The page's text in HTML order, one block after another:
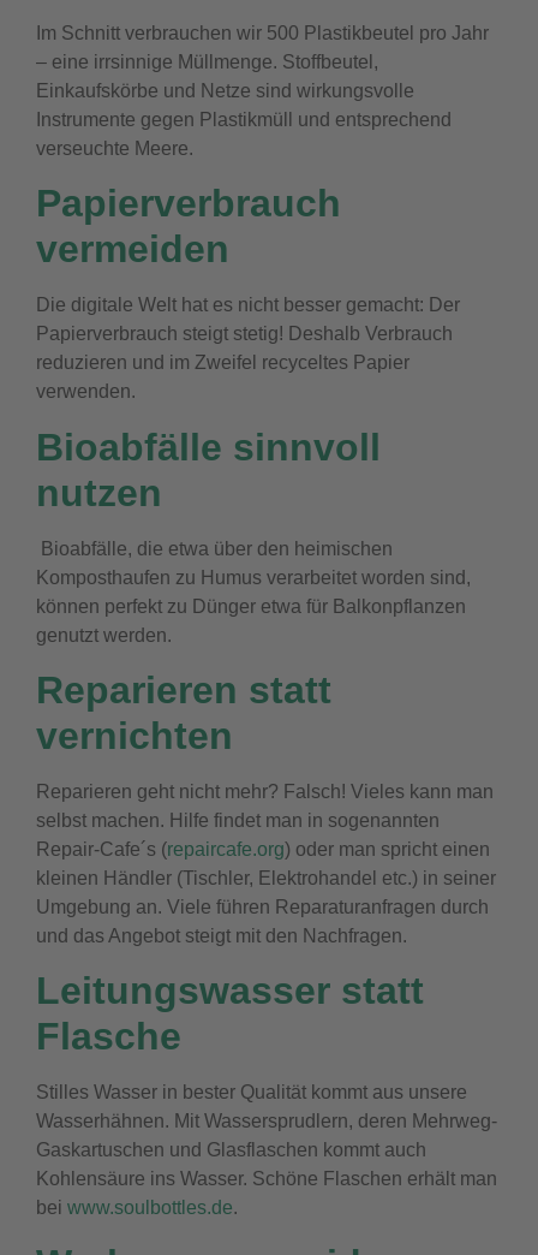
Im Schnitt verbrauchen wir 500 Plastikbeutel pro Jahr
– eine irrsinnige Müllmenge. Stoffbeutel,
Einkaufskörbe und Netze sind wirkungsvolle
Instrumente gegen Plastikmüll und entsprechend
verseuchte Meere.
Papierverbrauch
vermeiden
Die digitale Welt hat es nicht besser gemacht: Der
Papierverbrauch steigt stetig! Deshalb Verbrauch
reduzieren und im Zweifel recyceltes Papier
verwenden.
Bioabfälle sinnvoll
nutzen
Bioabfälle, die etwa über den heimischen
Komposthaufen zu Humus verarbeitet worden sind,
können perfekt zu Dünger etwa für Balkonpflanzen
genutzt werden.
Reparieren statt
vernichten
Reparieren geht nicht mehr? Falsch! Vieles kann man
selbst machen. Hilfe findet man in sogenannten
Repair-Cafe´s (repaircafe.org) oder man spricht einen
kleinen Händler (Tischler, Elektrohandel etc.) in seiner
Umgebung an. Viele führen Reparaturanfragen durch
und das Angebot steigt mit den Nachfragen.
Leitungswasser statt
Flasche
Stilles Wasser in bester Qualität kommt aus unsere
Wasserhähnen. Mit Wassersprudlern, deren Mehrweg-
Gaskartuschen und Glasflaschen kommt auch
Kohlensäure ins Wasser. Schöne Flaschen erhält man
bei www.soulbottles.de.